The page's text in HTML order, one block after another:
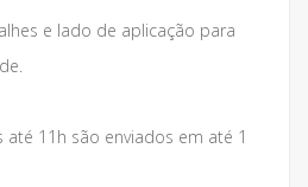
e lado de aplicação para
11h são enviados em até 1